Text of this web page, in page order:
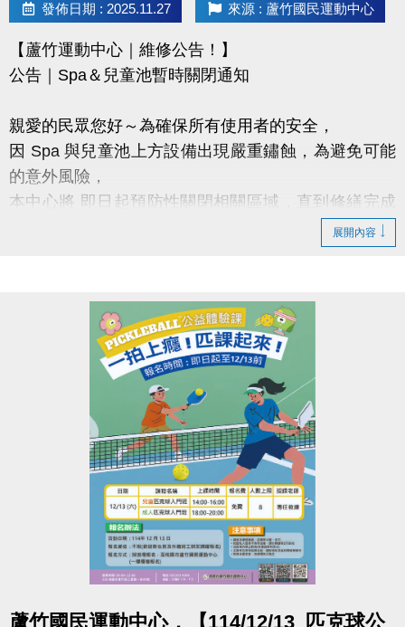
發佈日期 : 2025.11.27 來源 : 蘆竹國民運動中心
【蘆竹運動中心｜維修公告！】
公告｜Spa＆兒童池暫時關閉通知
親愛的民眾您好～為確保所有使用者的安全，
因 Spa 與兒童池上方設備出現嚴重鏽蝕，為避免可能
的意外風險，
本中心將 即日起預防性關閉相關區域，直到修繕完成
讓大家未來使用能更安心
造成您的不便，敬請見諒，感謝您的耐心與體諒
(03)263-9066 分機111
官網 :
https://www.lzsports.com.tw/zh_TW/news/pageID/1/
FB : 桃園市蘆竹國民運動中心
IG : @luzhusports
展開內容
蘆竹國民運動中心，【114/12/13_匹克球公